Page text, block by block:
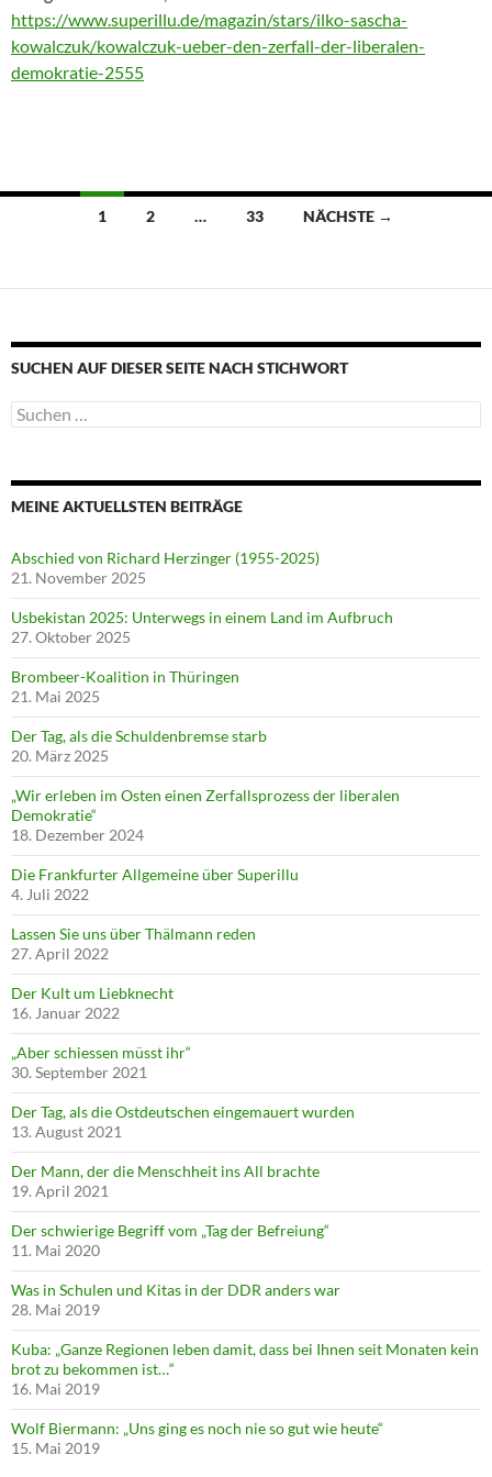
https://www.superillu.de/magazin/stars/ilko-sascha-
kowalczuk/kowalczuk-ueber-den-zerfall-der-liberalen-
demokratie-2555
Beitragsnavigation
1 2 … 33 NÄCHSTE →
SUCHEN AUF DIESER SEITE NACH STICHWORT
Suche
nach:
MEINE AKTUELLSTEN BEITRÄGE
Abschied von Richard Herzinger (1955-2025)
21. November 2025
Usbekistan 2025: Unterwegs in einem Land im Aufbruch
27. Oktober 2025
Brombeer-Koalition in Thüringen
21. Mai 2025
Der Tag, als die Schuldenbremse starb
20. März 2025
„Wir erleben im Osten einen Zerfallsprozess der liberalen
Demokratie“
18. Dezember 2024
Die Frankfurter Allgemeine über Superillu
4. Juli 2022
Lassen Sie uns über Thälmann reden
27. April 2022
Der Kult um Liebknecht
16. Januar 2022
„Aber schiessen müsst ihr“
30. September 2021
Der Tag, als die Ostdeutschen eingemauert wurden
13. August 2021
Der Mann, der die Menschheit ins All brachte
19. April 2021
Der schwierige Begriff vom „Tag der Befreiung“
11. Mai 2020
Was in Schulen und Kitas in der DDR anders war
28. Mai 2019
Kuba: „Ganze Regionen leben damit, dass bei Ihnen seit Monaten kein
brot zu bekommen ist…“
16. Mai 2019
Wolf Biermann: „Uns ging es noch nie so gut wie heute“
15. Mai 2019